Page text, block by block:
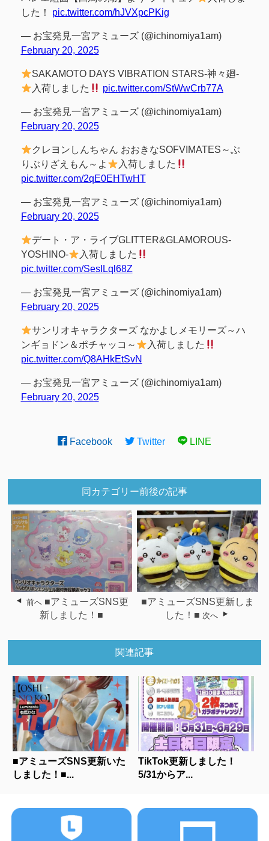
した！ pic.twitter.com/hJVXpcPKig
— お宝発見一宮アミューズ (@ichinomiya1am)
February 20, 2025
SAKAMOTO DAYS VIBRATION STARS-神々廻-
入荷しました
pic.twitter.com/StWwCrb77A
— お宝発見一宮アミューズ (@ichinomiya1am)
February 20, 2025
クレヨンしんちゃん おおきなSOFVIMATES～ぶ
りぶりざえもん～よ
入荷しました
pic.twitter.com/2qE0EHTwHT
— お宝発見一宮アミューズ (@ichinomiya1am)
February 20, 2025
デート・ア・ライブGLITTER&GLAMOROUS-
YOSHINO-
入荷しました
pic.twitter.com/SesILql68Z
— お宝発見一宮アミューズ (@ichinomiya1am)
February 20, 2025
サンリオキャラクターズ なかよしメモリーズ～ハ
ンギョドン＆ポチャッコ～
入荷しました
pic.twitter.com/Q8AHkEtSvN
— お宝発見一宮アミューズ (@ichinomiya1am)
February 20, 2025
Facebook Twitter LINE
同カテゴリー前後の記事
前へ ■アミューズSNS更
新しました！■
■アミューズSNS更新しま
した！■ 次へ
関連記事
■アミューズSNS更新いた
しました！■...
TikTok更新しました！
5/31からア...